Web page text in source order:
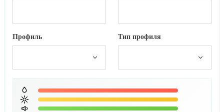
Профиль Тип профиля